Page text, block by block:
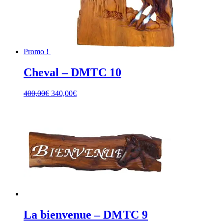
Promo !
Cheval – DMTC 10
400,00€ 340,00€
La bienvenue – DMTC 9